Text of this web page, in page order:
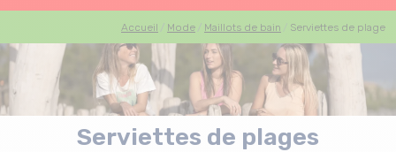
Accueil Mode Maillots de bain Serviettes de plage
Serviettes de plages